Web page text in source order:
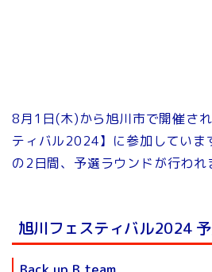
8月1日(木)から旭川市で開催さ
ティバル2024】に参加してい
の2日間、予選ラウンドが行われ
旭川フェスティバル2024